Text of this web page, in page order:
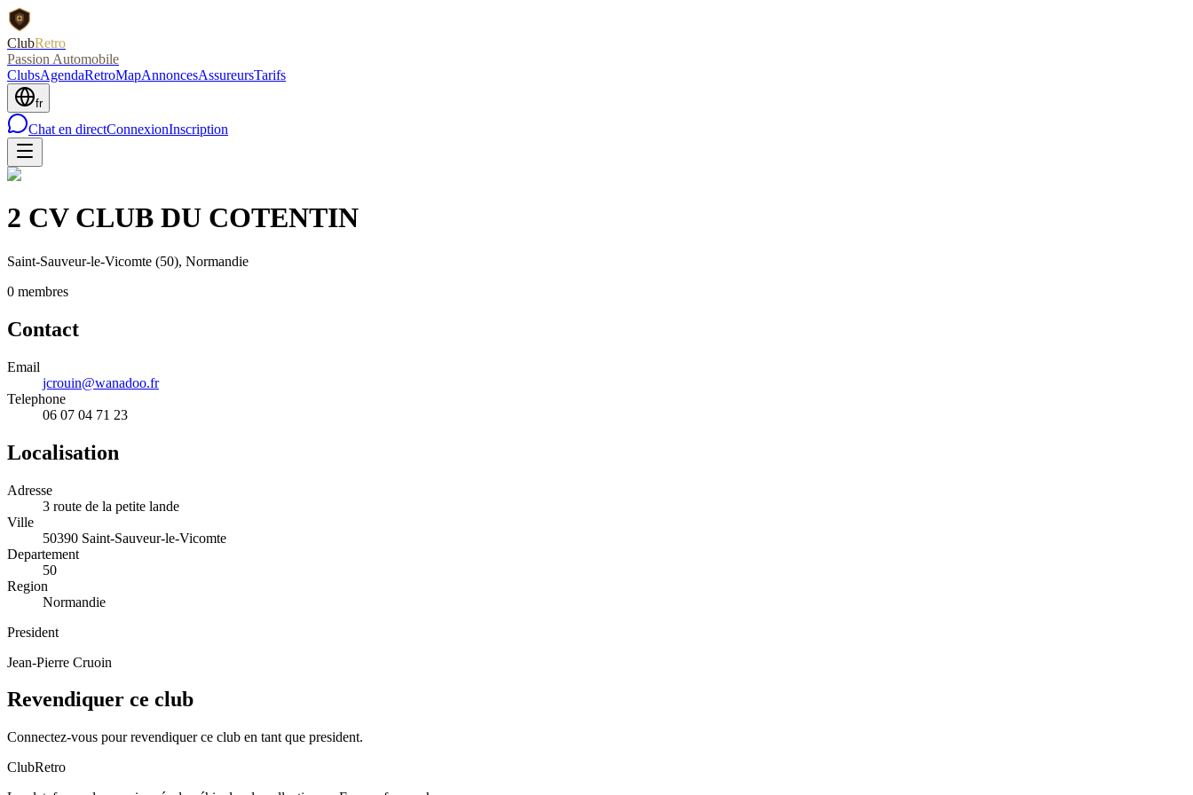
ClubRetro
Passion Automobile
ClubsAgendaRetroMapAnnoncesAssureursTarifs
fr
Chat en directConnexionInscription
2 CV CLUB DU COTENTIN
Saint-Sauveur-le-Vicomte (50), Normandie
0 membres
Contact
Email
jcrouin@wanadoo.fr
Telephone
06 07 04 71 23
Localisation
Adresse
3 route de la petite lande
Ville
50390 Saint-Sauveur-le-Vicomte
Departement
50
Region
Normandie
President
Jean-Pierre Cruoin
Revendiquer ce club
Connectez-vous pour revendiquer ce club en tant que president.
ClubRetro